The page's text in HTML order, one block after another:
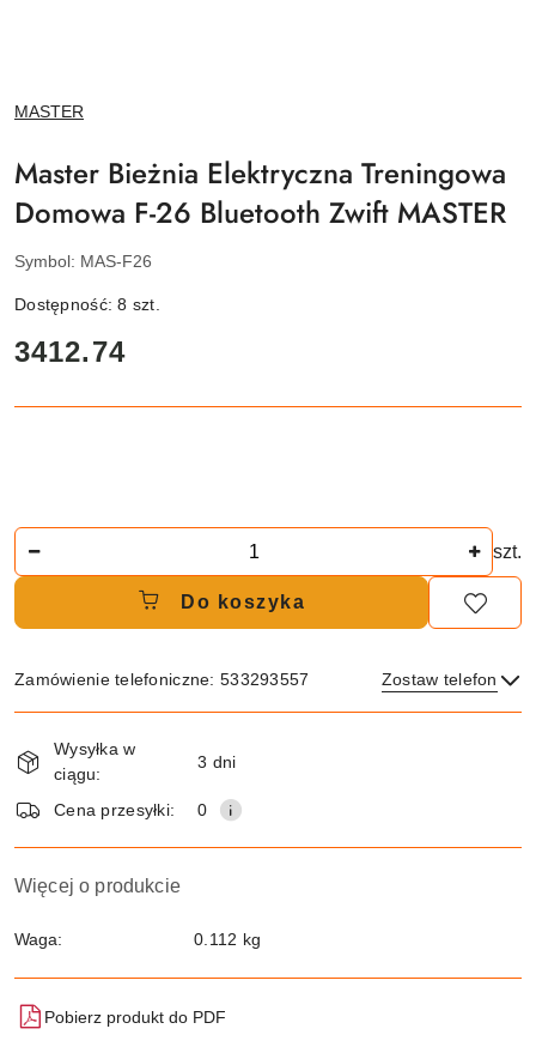
NAZWA
PRODUCENTA:
MASTER
Master Bieżnia Elektryczna Treningowa
Domowa F-26 Bluetooth Zwift MASTER
Symbol: MAS-F26
Dostępność:8 szt.
cena:
3412.74
szt.
Do koszyka
Zamówienie telefoniczne: 533293557 Zostaw telefon
i
dostawa
Wysyłka w
ciągu:
3 dni
Cena przesyłki: 0
Więcej o produkcie
Waga: 0.112 kg
Pobierz produkt do PDF